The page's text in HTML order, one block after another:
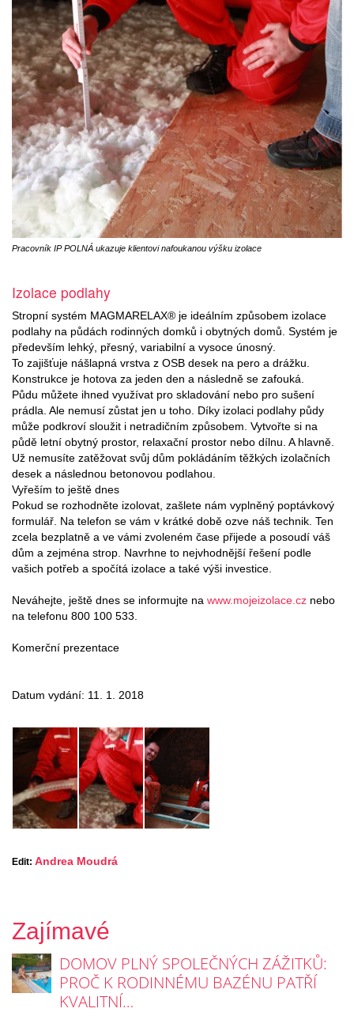
Pracovník IP POLNÁ ukazuje klientovi nafoukanou výšku izolace
Izolace podlahy
Stropní systém MAGMARELAX® je ideálním způsobem izolace
podlahy na půdách rodinných domků i obytných domů. Systém je
především lehký, přesný, variabilní a vysoce únosný.
To zajišťuje nášlapná vrstva z OSB desek na pero a drážku.
Konstrukce je hotova za jeden den a následně se zafouká.
Půdu můžete ihned využívat pro skladování nebo pro sušení
prádla. Ale nemusí zůstat jen u toho. Díky izolaci podlahy půdy
může podkroví sloužit i netradičním způsobem. Vytvořte si na
půdě letní obytný prostor, relaxační prostor nebo dílnu. A hlavně.
Už nemusíte zatěžovat svůj dům pokládáním těžkých izolačních
desek a následnou betonovou podlahou.
Vyřeším to ještě dnes
Pokud se rozhodněte izolovat, zašlete nám vyplněný poptávkový
formulář. Na telefon se vám v krátké době ozve náš technik. Ten
zcela bezplatně a ve vámi zvoleném čase přijede a posoudí váš
dům a zejména strop. Navrhne to nejvhodnější řešení podle
vašich potřeb a spočítá izolace a také výši investice.
Neváhejte, ještě dnes se informujte na www.mojeizolace.cz nebo
na telefonu 800 100 533.
Komerční prezentace
Datum vydání: 11. 1. 2018
Edit: Andrea Moudrá
Zajímavé
DOMOV PLNÝ SPOLEČNÝCH ZÁŽITKŮ:
PROČ K RODINNÉMU BAZÉNU PATŘÍ
KVALITNÍ…